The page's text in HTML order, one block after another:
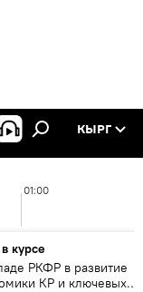
КЫРГ
01:00
курсе
РКФР в развитие
КР и ключевых